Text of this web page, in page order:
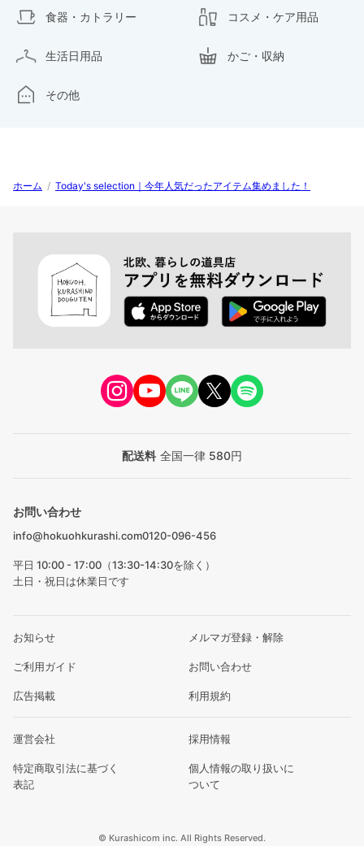
食器・カトラリー コスメ・ケア用品
生活日用品 かご・収納
その他
ホーム / Today's selection｜今年人気だったアイテム集めました！
配送料 全国一律 580円
お問い合わせ
info@hokuohkurashi.com0120-096-456
平日 10:00 - 17:00（13:30-14:30を除く）
土日・祝日は休業日です
お知らせ メルマガ登録・解除
ご利用ガイド お問い合わせ
広告掲載 利用規約
運営会社 採用情報
特定商取引法に基づく
表記
個人情報の取り扱いに
ついて
© Kurashicom inc. All Rights Reserved.